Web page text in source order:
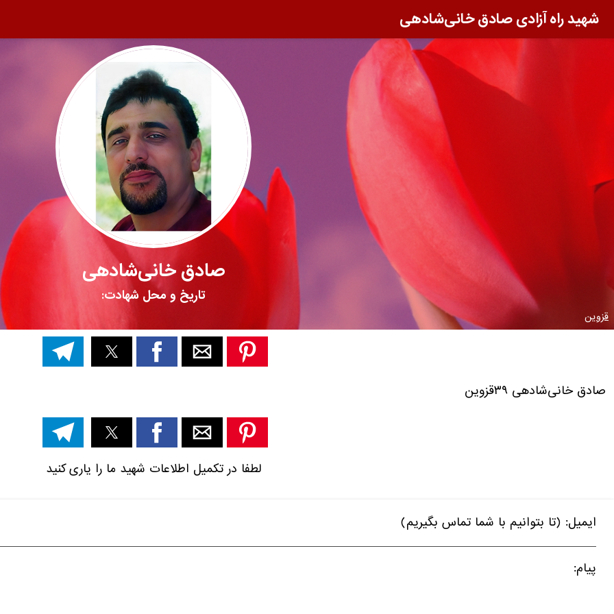
شهید راه آزادی صادق خانی‌شادهی
صادق خانی‌شادهی
تاریخ و محل شهادت:
قزوین
صادق خانی‌شادهی ۳۹قزوین
لطفا در تکمیل اطلاعات شهید ما را یاری کنید
ایمیل: (تا بتوانیم با شما تماس بگیریم)
پیام: